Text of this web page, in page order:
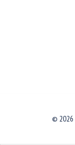
© 2026